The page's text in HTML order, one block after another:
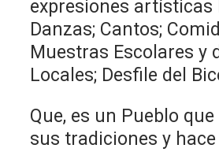
expresiones artísticas
Danzas; Cantos;
Muestras Escolares y
Locales; Desfile del
Que, es un Pueblo
sus tradiciones y